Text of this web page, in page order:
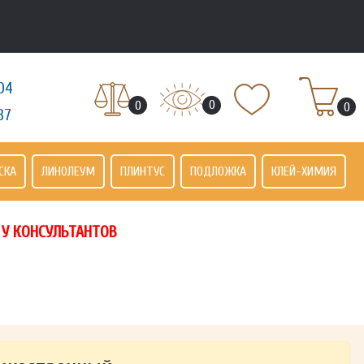
0 0 0
ЛИНОЛЕУМ ПЛИНТУС ПОДЛОЖКА КЛЕЙ-ХИМИЯ
КОНСУЛЬТАНТОВ